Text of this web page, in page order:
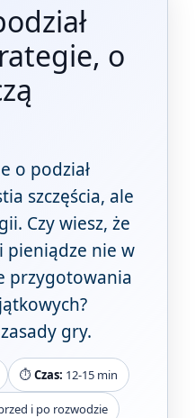
o
o podział
szczęścia, ale
Czy wiesz, że
pieniądze nie w
przygotowania
gry.
⏱️ Czas: 12-15 min
i po rozwodzie